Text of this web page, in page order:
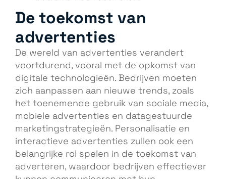
De toekomst van
advertenties
De wereld van advertenties verandert
voortdurend, vooral met de opkomst van
digitale technologieën. Bedrijven moeten
zich aanpassen aan nieuwe trends, zoals
het toenemende gebruik van sociale media,
mobiele advertenties en datagestuurde
marketingstrategieën. Personalisatie en
interactieve advertenties zullen ook een
belangrijke rol spelen in de toekomst van
adverteren, waardoor bedrijven effectiever